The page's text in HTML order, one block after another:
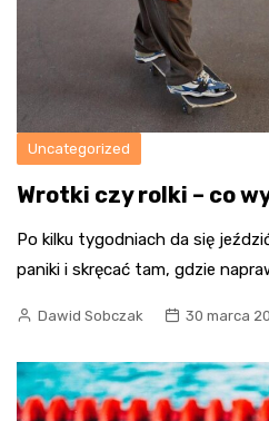
Uncategorized
Wrotki czy rolki – co
Po kilku tygodniach da się
paniki i skręcać tam, gdzie
Dawid Sobczak 30 marca